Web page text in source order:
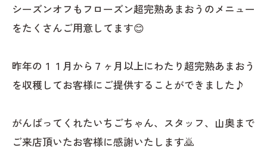
シーズンオフもフローズン超完熟あまおうのメニュー
をたくさんご用意してます😊
昨年の１１月から７ヶ月以上にわたり超完熟あまおう
を収穫してお客様にご提供することができました♪
がんばってくれたいちごちゃん、スタッフ、山奥まで
ご来店頂いたお客様に感謝いたします🙇